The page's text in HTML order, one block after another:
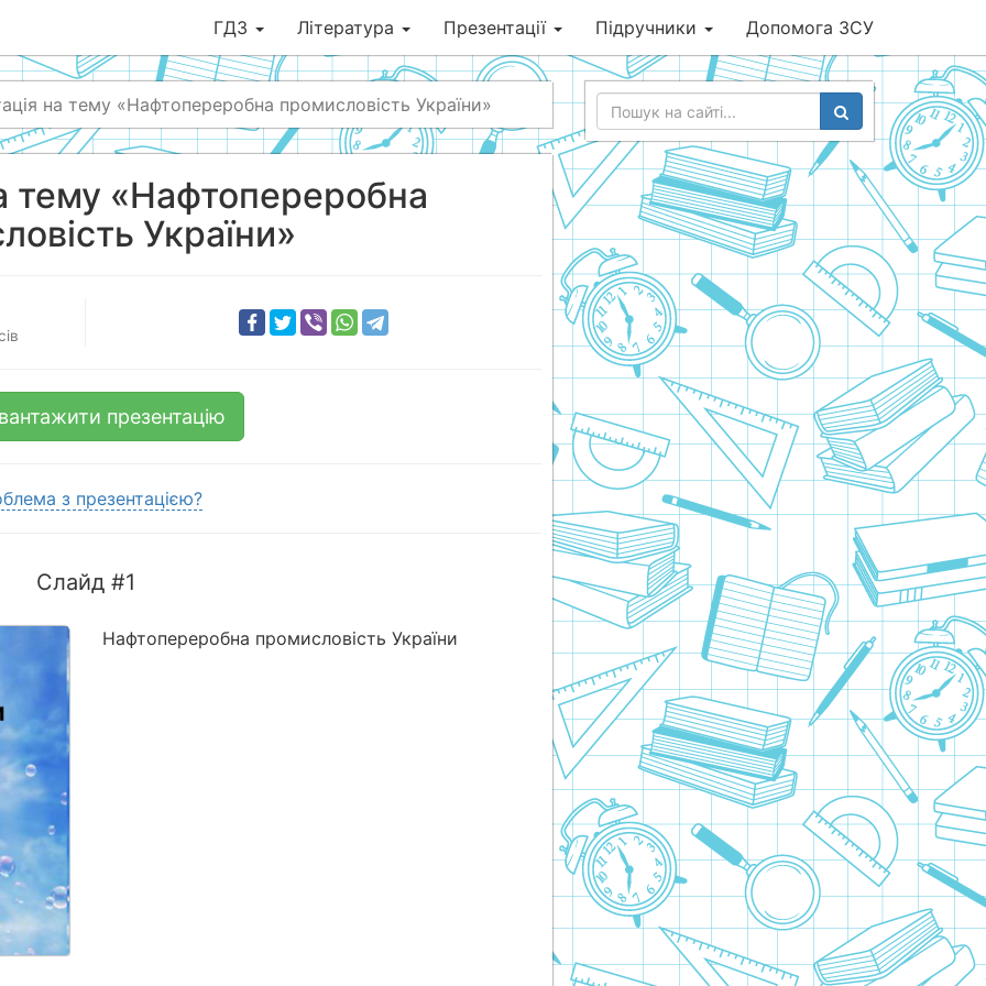
ГДЗ Література Презентації Підручники Допомога ЗСУ
на тему «Нафтопереробна промисловість України»
тему «Нафтопереробна
України»
презентацію
з презентацією?
Слайд #1
Нафтопереробна промисловість України